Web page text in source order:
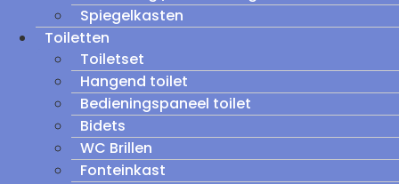
Spiegelkasten
Toiletten
Toiletset
Hangend toilet
Bedieningspaneel toilet
Bidets
WC Brillen
Fonteinkast